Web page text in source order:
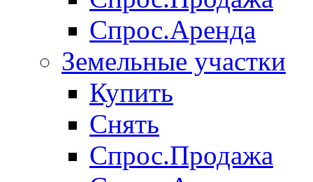
Спрос.Аренда
Земельные участки
Купить
Снять
Спрос.Продажа